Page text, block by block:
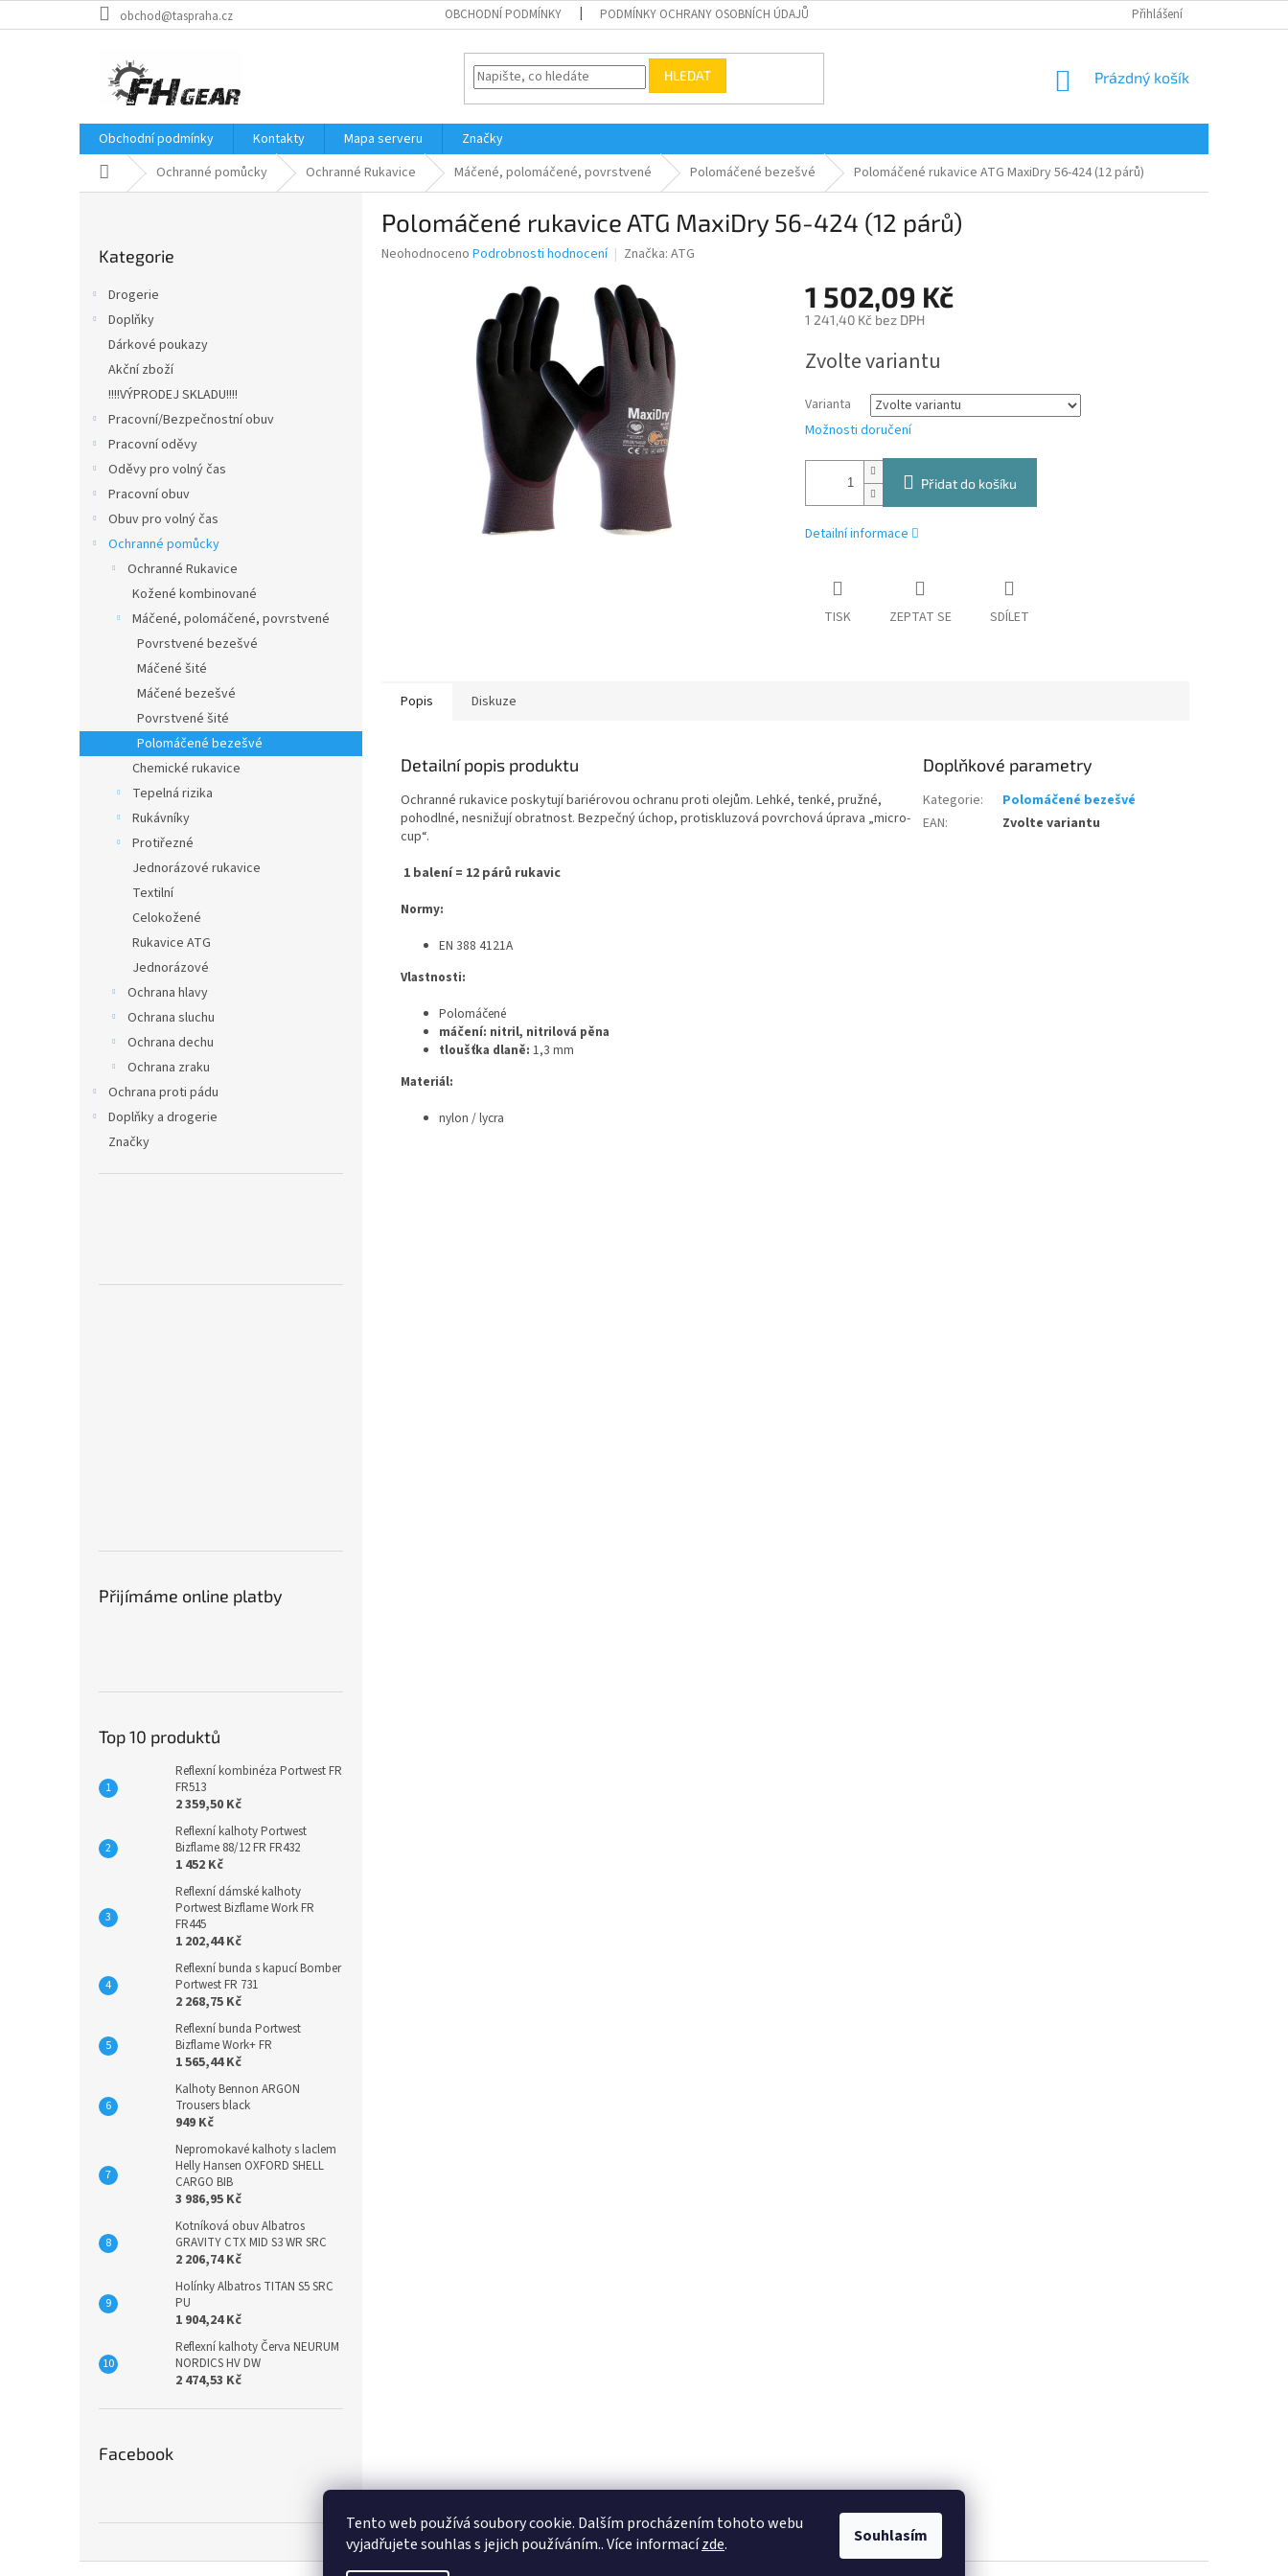
Tento web používá soubory cookie. Dalším procházením tohoto webu
vyjadřujete souhlas s jejich používáním.. Více informacízde. Souhlasím
na
obchod@taspraha.cz OBCHODNÍ PODMÍNKY PODMÍNKY OCHRANY OSOBNÍCH ÚDAJŮ Přihlášení
HLEDAT
NÁKUPNÍ
Prázdný košík
Obchodní podmínky Kontakty Mapa serveru
Značky
Domů Ochranné pomůcky Ochranné Rukavice Máčené, polomáčené, povrstvené Polomáčené bezešvé Polomáčené rukavice ATG MaxiDry 56-424 (12 párů)
kategorie
Kategorie
Drogerie
Doplňky
Dárkové poukazy
Akční zboží
!!!!VÝPRODEJ SKLADU!!!!
Pracovní/Bezpečnostní obuv
Pracovní oděvy
Oděvy pro volný čas
Pracovní obuv
Obuv pro volný čas
Ochranné pomůcky
Ochranné Rukavice
Kožené kombinované
Máčené, polomáčené, povrstvené
Povrstvené bezešvé
Máčené šité
Máčené bezešvé
Povrstvené šité
Polomáčené bezešvé
Chemické rukavice
Tepelná rizika
Rukávníky
Protiřezné
Jednorázové rukavice
Textilní
Celokožené
Rukavice ATG
Jednorázové
Ochrana hlavy
Ochrana sluchu
Ochrana dechu
Ochrana zraku
Ochrana proti pádu
Doplňky a drogerie
Značky
Přijímáme online platby
Top 10 produktů
Reflexní kombinéza Portwest FR
FR513
2 359,50 Kč
Reflexní kalhoty Portwest
Bizflame 88/12 FR FR432
1 452 Kč
Reflexní dámské kalhoty
Portwest Bizflame Work FR
FR445
1 202,44 Kč
Reflexní bunda s kapucí Bomber
Portwest FR 731
2 268,75 Kč
Reflexní bunda Portwest
Bizflame Work+ FR
1 565,44 Kč
Kalhoty Bennon ARGON
Trousers black
949 Kč
Nepromokavé kalhoty s laclem
Helly Hansen OXFORD SHELL
CARGO BIB
3 986,95 Kč
Kotníková obuv Albatros
GRAVITY CTX MID S3 WR SRC
2 206,74 Kč
Holínky Albatros TITAN S5 SRC
PU
1 904,24 Kč
Reflexní kalhoty Červa NEURUM
NORDICS HV DW
2 474,53 Kč
Facebook
Polomáčené rukavice ATG MaxiDry 56-424 (12 párů)
Průměrné
Neohodnoceno Podrobnosti hodnocení Značka: ATG
1 502,09 Kč
1 241,40 Kč bez DPH
cena:
Zvolte variantu
Varianta
Možnosti doručení
Přidat do košíku
Detailní informace
TISK ZEPTAT SE SDÍLET
Popis Diskuze
Detailní popis produktu
Ochranné rukavice poskytují bariérovou ochranu proti olejům. Lehké, tenké, pružné,
pohodlné, nesnižují obratnost. Bezpečný úchop, protiskluzová povrchová úprava „micro-
cup“.
1 balení = 12 párů rukavic
Normy:
EN 388 4121A
Vlastnosti:
Polomáčené
máčení: nitril, nitrilová pěna
tloušťka dlaně: 1,3 mm
Materiál:
nylon / lycra
Doplňkové parametry
Kategorie:
Polomáčené bezešvé
EAN: Zvolte variantu